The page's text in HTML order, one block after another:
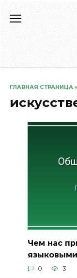
содержанию
ГЛАВНАЯ СТРАНИЦА »
Чем нас
0 3